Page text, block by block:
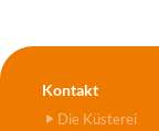
Kontakt
Die Küsterei